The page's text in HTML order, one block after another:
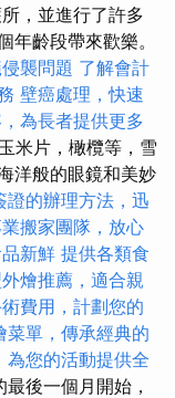
，並進行了許多
齡段帶來歡樂。
襲問題 了解會計
壁癌處理，快速
為長者提供更多
米片，橄欖等，雪
洋般的眼鏡和美妙
證的辦理方法，迅
搬家團隊，放心
新鮮 提供各類食
燴推薦，適合親
費用，計劃您的
菜單，傳承經典的
為您的活動提供全
後一個月開始，